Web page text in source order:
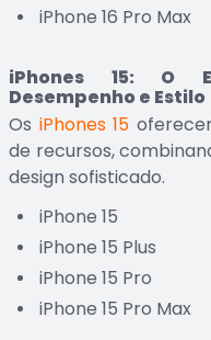
iPhone 16 Pro Max
iPhones 15: O
Desempenho e Estilo
Os iPhones 15
de recursos,
design sofisticado.
iPhone 15
iPhone 15 Plus
iPhone 15 Pro
iPhone 15 Pro Max